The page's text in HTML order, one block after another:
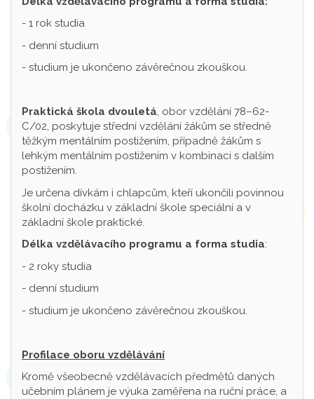
- 1 rok studia
- denní studium
- studium je ukončeno závěrečnou zkouškou.
Praktická škola dvouletá, obor vzdělání 78–62-
C/02, poskytuje střední vzdělání žákům se středně
těžkým mentálním postižením, případně žákům s
lehkým mentálním postižením v kombinaci s dalším
postižením.
Je určena dívkám i chlapcům, kteří ukončili povinnou
školní docházku v základní škole speciální a v
základní škole praktické.
Délka vzdělávacího programu a forma studia:
- 2 roky studia
- denní studium
- studium je ukončeno závěrečnou zkouškou.
Profilace oboru vzdělávání
Kromě všeobecně vzdělávacích předmětů daných
učebním plánem je výuka zaměřena na ruční práce, a